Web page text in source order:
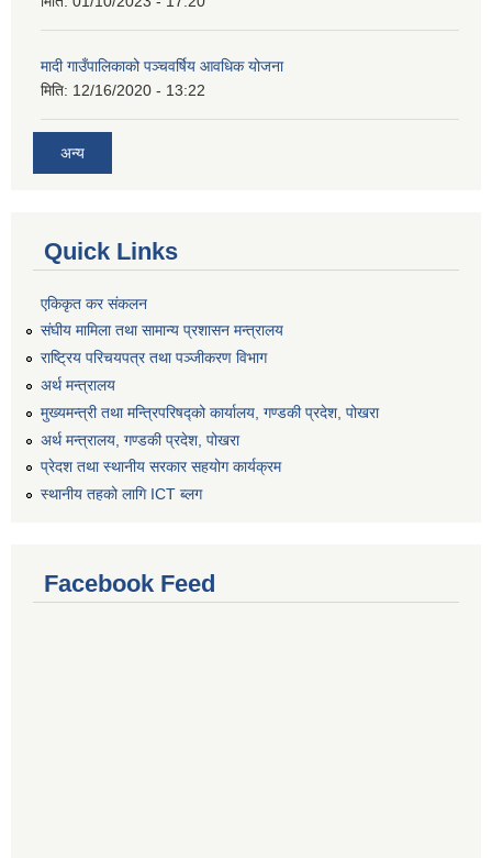
मादी गाउँपालिकाको पञ्चवर्षिय आवधिक योजना
मिति: 12/16/2020 - 13:22
अन्य
Quick Links
एकिकृत कर संकलन
संघीय मामिला तथा सामान्य प्रशासन मन्त्रालय
राष्ट्रिय परिचयपत्र तथा पञ्जीकरण विभाग
अर्थ मन्त्रालय
मुख्यमन्त्री तथा मन्त्रिपरिषद्को कार्यालय, गण्डकी प्रदेश, पोखरा
अर्थ मन्त्रालय, गण्डकी प्रदेश, पोखरा
प्रेदश तथा स्थानीय सरकार सहयोग कार्यक्रम
स्थानीय तहको लागि ICT ब्लग
Facebook Feed